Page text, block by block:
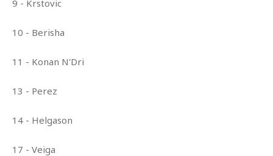
9 - Krstovic
10 - Berisha
11 - Konan N'Dri
13 - Perez
14 - Helgason
17 - Veiga